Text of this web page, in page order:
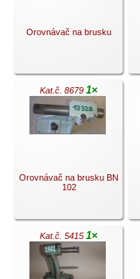
Orovnávač na brusku
.
Kat.č. 8679 1×
Orovnávač na brusku BN
102
.
Kat.č. 5415 1×